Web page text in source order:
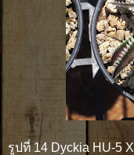
รูปที่ 14 Dyckia HU-5